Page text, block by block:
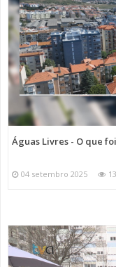
Águas Livres - O que
04 setembro 2025